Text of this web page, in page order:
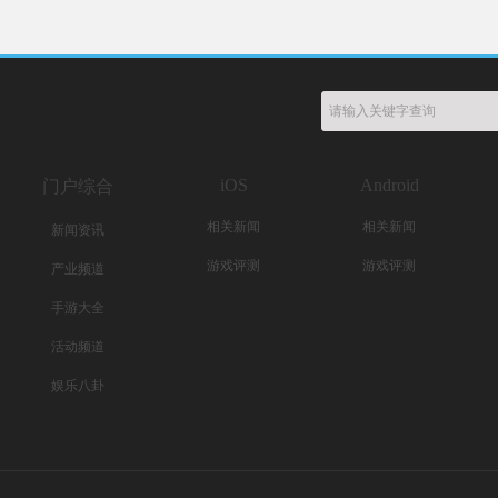
门户综合
新闻资讯
产业频道
手游大全
活动频道
娱乐八卦
iOS
相关新闻
游戏评测
Android
相关新闻
游戏评测